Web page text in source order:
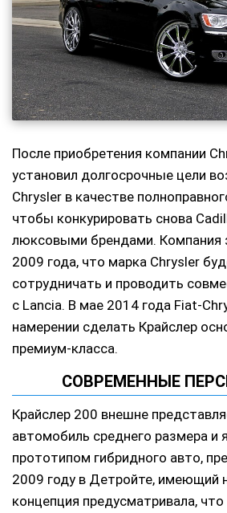
После приобретения компании
установил долгосрочные цели
Chrysler в качестве
чтобы конкурировать снова
люксовыми брендами. Компания
2009 года, что марка Chrysler
сотрудничать и проводить
с Lancia. В мае 2014 года Fiat-
намерении сделать Крайслер
премиум-класса.
СОВРЕМЕННЫЕ
Крайслер 200 внешне
автомобиль среднего размера и
прототипом гибридного авто,
2009 году в Детройте, имеющий
концепция предусматривала,